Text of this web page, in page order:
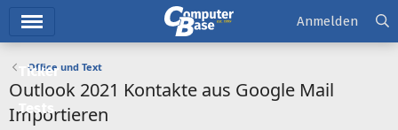
Ticker
Tests
Anmelden
Office und Text
Outlook 2021 Kontakte aus Google Mail
Importieren